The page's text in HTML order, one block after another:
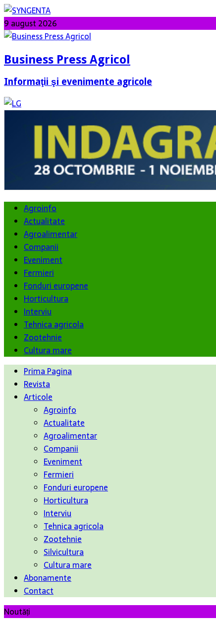
9 august 2026
Business Press Agricol
Informaţii şi evenimente agricole
Agroinfo
Actualitate
Agroalimentar
Companii
Eveniment
Fermieri
Fonduri europene
Horticultura
Interviu
Tehnica agricola
Zootehnie
Cultura mare
Prima Pagina
Revista
Articole
Agroinfo
Actualitate
Agroalimentar
Companii
Eveniment
Fermieri
Fonduri europene
Horticultura
Interviu
Tehnica agricola
Zootehnie
Silvicultura
Cultura mare
Abonamente
Contact
Noutăți